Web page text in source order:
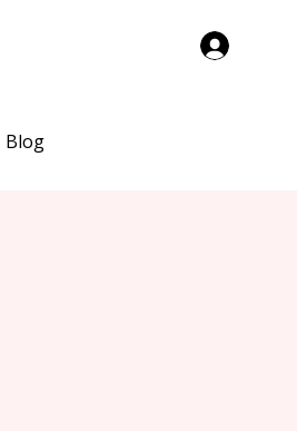
Blog